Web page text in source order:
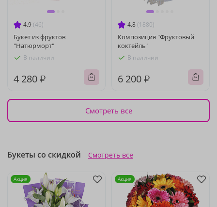
4.9 (46)
Букет из фруктов
"Натюрморт"
В наличии
4 280 ₽
4.8 (1880)
Композиция "Фруктовый
коктейль"
В наличии
6 200 ₽
Смотреть все
Букеты со скидкой Смотреть все
Акция Акция